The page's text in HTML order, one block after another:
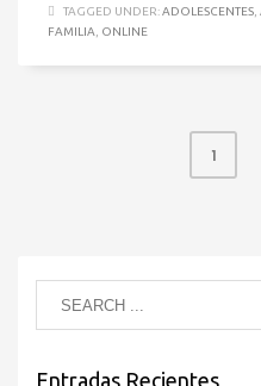
TAGGED UNDER:ADOLESCENTES
FAMILIA
ONLINE
1
Entradas Recientes